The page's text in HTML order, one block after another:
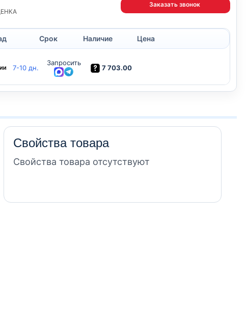
Заказать звонок
Срок Наличие Цена
7-10 дн.
Запросить
7 703.00
Свойства товара
Свойства товара отсутствуют